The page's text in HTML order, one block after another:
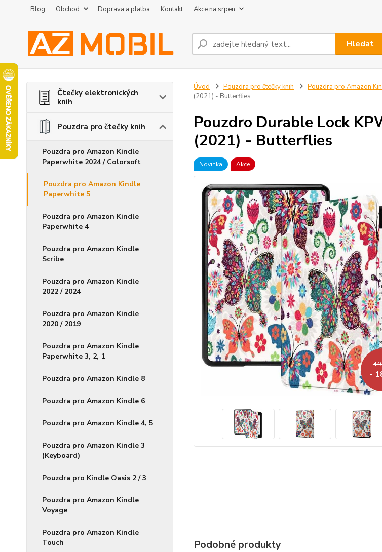
Blog Obchod Doprava a platba Kontakt Akce na srpen
Hledat
Čtečky elektronických
knih
Pouzdra pro čtečky knih
Pouzdra pro Amazon Kindle
Paperwhite 2024 / Colorsoft
Pouzdra pro Amazon Kindle
Paperwhite 5
Pouzdra pro Amazon Kindle
Paperwhite 4
Pouzdra pro Amazon Kindle
Scribe
Pouzdra pro Amazon Kindle
2022 / 2024
Pouzdra pro Amazon Kindle
2020 / 2019
Pouzdra pro Amazon Kindle
Paperwhite 3, 2, 1
Pouzdra pro Amazon Kindle 8
Pouzdra pro Amazon Kindle 6
Pouzdra pro Amazon Kindle 4, 5
Pouzdra pro Amazon Kindle 3
(Keyboard)
Pouzdra pro Kindle Oasis 2 / 3
Pouzdra pro Amazon Kindle
Voyage
Pouzdra pro Amazon Kindle
Touch
Úvod Pouzdra pro čtečky knih Pouzdra pro Amazon
(2021) - Butterflies
Pouzdro Durable Lock
(2021) - Butterflies
Novinka Akce
-
Podobné produkty